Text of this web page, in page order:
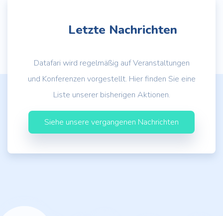
Letzte Nachrichten
Datafari wird regelmäßig auf Veranstaltungen
und Konferenzen vorgestellt. Hier finden Sie eine
Liste unserer bisherigen Aktionen.
Siehe unsere vergangenen Nachrichten